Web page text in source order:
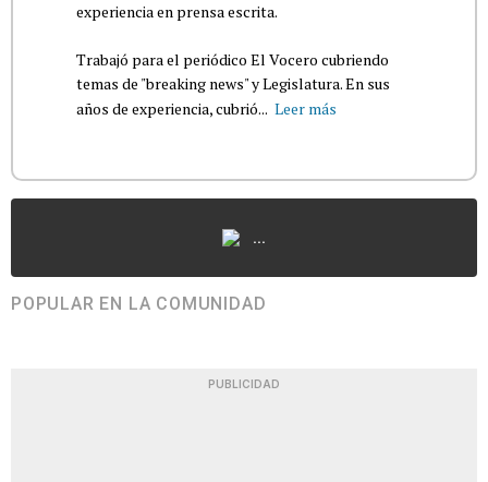
experiencia en prensa escrita.
Trabajó para el periódico El Vocero cubriendo
temas de "breaking news" y Legislatura. En sus
años de experiencia, cubrió... Leer más
...
POPULAR EN LA COMUNIDAD
PUBLICIDAD